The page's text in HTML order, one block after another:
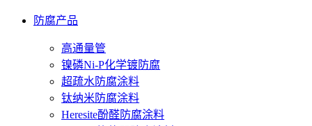
防腐产品
高通量管
镍磷Ni-P化学镀防腐
超疏水防腐涂料
钛纳米防腐涂料
Heresite酚醛防腐涂料